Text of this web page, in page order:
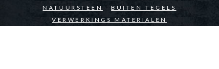
NATUURSTEEN
BUITEN TEGELS
VERWERKINGS MATERIALEN